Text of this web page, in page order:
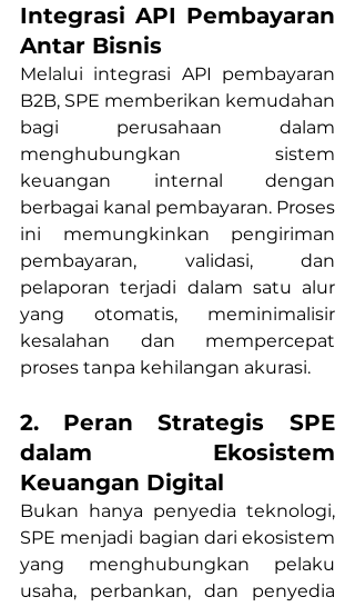
Integrasi API Pembayaran
Antar Bisnis
Melalui integrasi API pembayaran
B2B, SPE memberikan kemudahan
bagi perusahaan dalam
menghubungkan sistem
keuangan internal dengan
berbagai kanal pembayaran. Proses
ini memungkinkan pengiriman
pembayaran, validasi, dan
pelaporan terjadi dalam satu alur
yang otomatis, meminimalisir
kesalahan dan mempercepat
proses tanpa kehilangan akurasi.
2.
Peran Strategis SPE
dalam Ekosistem
Keuangan Digital
Bukan hanya penyedia teknologi,
SPE menjadi bagian dari ekosistem
yang menghubungkan pelaku
usaha, perbankan, dan penyedia